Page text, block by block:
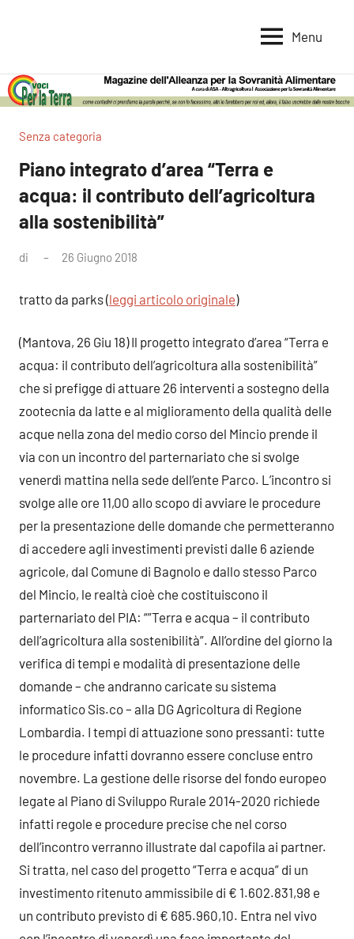
per
la
Terra
per
la
Alimentare
Menu
Senza categoria
Piano integrato d’area “Terra e
acqua: il contributo dell’agricoltura
alla sostenibilità”
di 26 Giugno 2018
tratto da parks (leggi articolo originale)
(Mantova, 26 Giu 18) Il progetto integrato d’area “Terra e
acqua: il contributo dell’agricoltura alla sostenibilità”
che si prefigge di attuare 26 interventi a sostegno della
zootecnia da latte e al miglioramento della qualità delle
acque nella zona del medio corso del Mincio prende il
via con un incontro del parternariato che si svolge
venerdì mattina nella sede dell’ente Parco. L’incontro si
svolge alle ore 11,00 allo scopo di avviare le procedure
per la presentazione delle domande che permetteranno
di accedere agli investimenti previsti dalle 6 aziende
agricole, dal Comune di Bagnolo e dallo stesso Parco
del Mincio, le realtà cioè che costituiscono il
parternariato del PIA: “”Terra e acqua – il contributo
dell’agricoltura alla sostenibilità”. All’ordine del giorno la
verifica di tempi e modalità di presentazione delle
domande – che andranno caricate su sistema
informatico Sis.co – alla DG Agricoltura di Regione
Lombardia. I tempi di attuazione sono pressanti: tutte
le procedure infatti dovranno essere concluse entro
novembre. La gestione delle risorse del fondo europeo
legate al Piano di Sviluppo Rurale 2014-2020 richiede
infatti regole e procedure precise che nel corso
dell’incontro verranno illustrate dal capofila ai partner.
Si tratta, nel caso del progetto “Terra e acqua” di un
investimento ritenuto ammissibile di € 1.602.831,98 e
un contributo previsto di € 685.960,10. Entra nel vivo